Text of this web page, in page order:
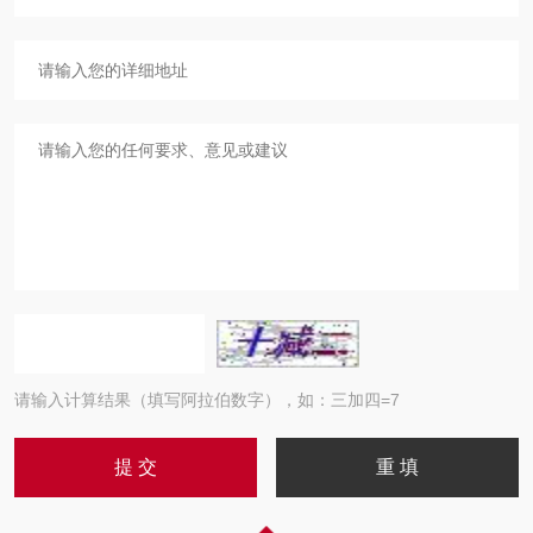
请输入计算结果（填写阿拉伯数字），如：三加四=7